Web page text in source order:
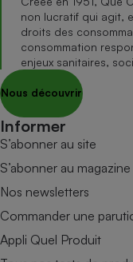
non lucratif qui agit,
droits des
consommation
enjeux sanitaires,
Nous découvrir
Informer
S’abonner au site
S’abonner au magazine
Nos newsletters
Commander une
Appli Quel Produit